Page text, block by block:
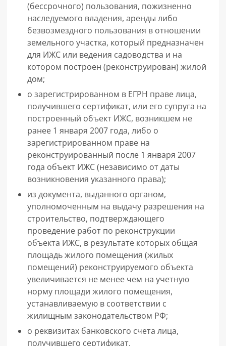
(бессрочного) пользования, пожизненно
наследуемого владения, аренды либо
безвозмездного пользования в отношении
земельного участка, который предназначен
для ИЖС или ведения садоводства и на
котором построен (реконструирован) жилой
дом;
о зарегистрированном в ЕГРН праве лица,
получившего сертификат, или его супруга на
построенный объект ИЖС, возникшем не
ранее 1 января 2007 года, либо о
зарегистрированном праве на
реконструированный после 1 января 2007
года объект ИЖС (независимо от даты
возникновения указанного права);
из документа, выданного органом,
уполномоченным на выдачу разрешения на
строительство, подтверждающего
проведение работ по реконструкции
объекта ИЖС, в результате которых общая
площадь жилого помещения (жилых
помещений) реконструируемого объекта
увеличивается не менее чем на учетную
норму площади жилого помещения,
устанавливаемую в соответствии с
жилищным законодательством РФ;
о реквизитах банковского счета лица,
получившего сертификат.